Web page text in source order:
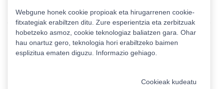
Estatistikak
Webgune honek cookie propioak eta hirugarrenen cookie-
fitxategiak erabiltzen ditu. Zure esperientzia eta zerbitzuak
hobetzeko asmoz, cookie teknologiaz baliatzen gara. Ohar
hau onartuz gero, teknologia hori erabiltzeko baimen
esplizitua ematen diguzu. Informazio gehiago.
Cookieak kudeatu